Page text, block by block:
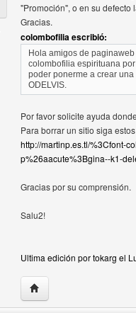
"Promoción", o en su defecto
Gracias.
colombofilia escribió:
Hola amigos de
colombofilia espirituana
poder ponerme a crear
ODELVIS.
Por favor solicite ayuda
Para borrar un sitio siga
http://martinp.es.tl/%3Cfont-
p%26aacute%3Bgina--k1-
Gracias por su comprensión.
Salu2!
Ultima edición por tokarg el
Visitar sitio web del